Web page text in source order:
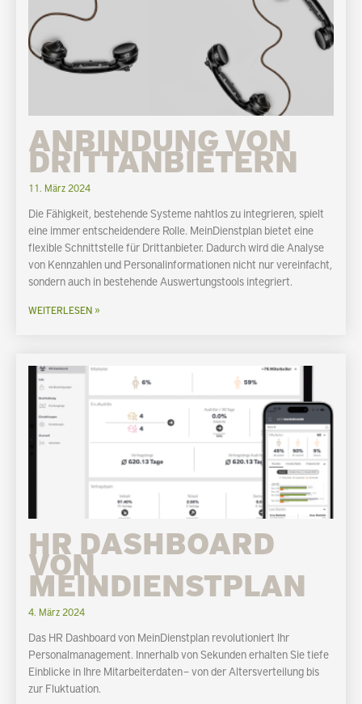
ANBINDUNG VON
DRITTANBIETERN
11. März 2024
Die Fähigkeit, bestehende Systeme nahtlos zu integrieren, spielt
eine immer entscheidendere Rolle. MeinDienstplan bietet eine
flexible Schnittstelle für Drittanbieter. Dadurch wird die Analyse
von Kennzahlen und Personalinformationen nicht nur vereinfacht,
sondern auch in bestehende Auswertungstools integriert.
WEITERLESEN »
HR DASHBOARD
VON
MEINDIENSTPLAN
4. März 2024
Das HR Dashboard von MeinDienstplan revolutioniert Ihr
Personalmanagement. Innerhalb von Sekunden erhalten Sie tiefe
Einblicke in Ihre Mitarbeiterdaten – von der Altersverteilung bis
zur Fluktuation.